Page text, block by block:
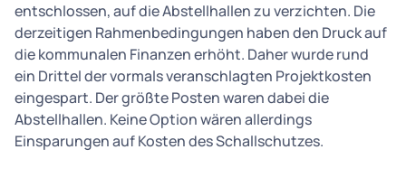
entschlossen, auf die Abstellhallen zu verzichten. Die
derzeitigen Rahmenbedingungen haben den Druck auf
die kommunalen Finanzen erhöht. Daher wurde rund
ein Drittel der vormals veranschlagten Projektkosten
eingespart. Der größte Posten waren dabei die
Abstellhallen. Keine Option wären allerdings
Einsparungen auf Kosten des Schallschutzes.